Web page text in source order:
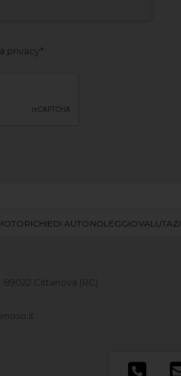
privacy*
RICHIEDI AUTO NOLEGGIO
Cittanova (RC)